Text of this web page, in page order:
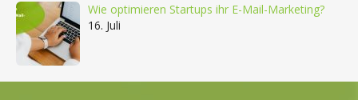
Wie optimieren Startups ihr E-Mail-Marketing?
16. Juli